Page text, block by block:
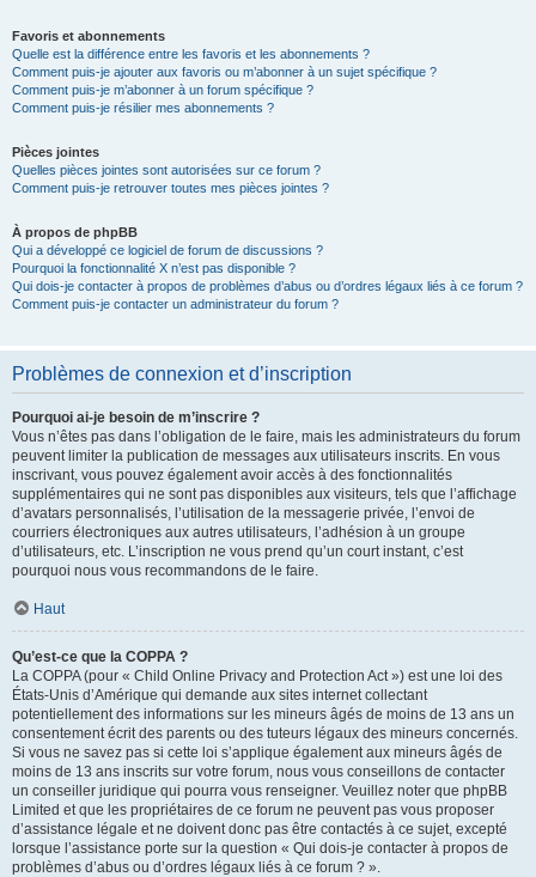
Favoris et abonnements
Quelle est la différence entre les favoris et les abonnements ?
Comment puis-je ajouter aux favoris ou m’abonner à un sujet spécifique ?
Comment puis-je m’abonner à un forum spécifique ?
Comment puis-je résilier mes abonnements ?
Pièces jointes
Quelles pièces jointes sont autorisées sur ce forum ?
Comment puis-je retrouver toutes mes pièces jointes ?
À propos de phpBB
Qui a développé ce logiciel de forum de discussions ?
Pourquoi la fonctionnalité X n’est pas disponible ?
Qui dois-je contacter à propos de problèmes d’abus ou d’ordres légaux liés à ce forum ?
Comment puis-je contacter un administrateur du forum ?
Problèmes de connexion et d’inscription
Pourquoi ai-je besoin de m’inscrire ?
Vous n’êtes pas dans l’obligation de le faire, mais les administrateurs du forum
peuvent limiter la publication de messages aux utilisateurs inscrits. En vous
inscrivant, vous pouvez également avoir accès à des fonctionnalités
supplémentaires qui ne sont pas disponibles aux visiteurs, tels que l’affichage
d’avatars personnalisés, l’utilisation de la messagerie privée, l’envoi de
courriers électroniques aux autres utilisateurs, l’adhésion à un groupe
d’utilisateurs, etc. L’inscription ne vous prend qu’un court instant, c’est
pourquoi nous vous recommandons de le faire.
Haut
Qu’est-ce que la COPPA ?
La COPPA (pour « Child Online Privacy and Protection Act ») est une loi des
États-Unis d’Amérique qui demande aux sites internet collectant
potentiellement des informations sur les mineurs âgés de moins de 13 ans un
consentement écrit des parents ou des tuteurs légaux des mineurs concernés.
Si vous ne savez pas si cette loi s’applique également aux mineurs âgés de
moins de 13 ans inscrits sur votre forum, nous vous conseillons de contacter
un conseiller juridique qui pourra vous renseigner. Veuillez noter que phpBB
Limited et que les propriétaires de ce forum ne peuvent pas vous proposer
d’assistance légale et ne doivent donc pas être contactés à ce sujet, excepté
lorsque l’assistance porte sur la question « Qui dois-je contacter à propos de
problèmes d’abus ou d’ordres légaux liés à ce forum ? ».